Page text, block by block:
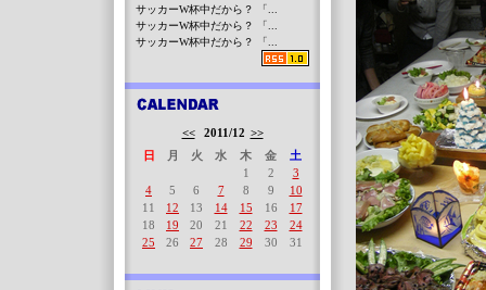
サッカーW杯中だから？ 「...
サッカーW杯中だから？ 「...
サッカーW杯中だから？ 「...
<< 2011/12 >>
日
月 火 水 木 金
土
1
2
3
4
5 6 7 8 9
10
11
12 13 14 15 16
17
18
19 20 21 22 23
24
25
26 27 28 29 30 31